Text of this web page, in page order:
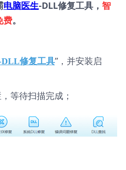
电脑医生-DLL修复工具， 智
费。
修复工具”，并安装启
等待扫描完成；